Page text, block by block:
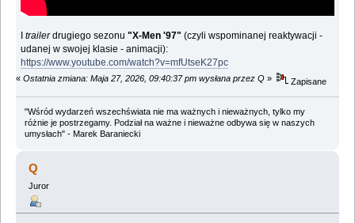
Itrailerdrugiego sezonu"X-Men '97" (czyli wspominanej reaktywacji -
udanej w swojej klasie - animacji):
https://www.youtube.com/watch?v=mfUtseK27pc
« Ostatnia zmiana: Maja 27, 2026, 09:40:37 pm wysłana przez Q » Zapisane
"Wśród wydarzeń wszechświata nie ma ważnych i nieważnych, tylko my
różnie je postrzegamy. Podział na ważne i nieważne odbywa się w naszych
umysłach" - Marek Baraniecki
Q
Juror